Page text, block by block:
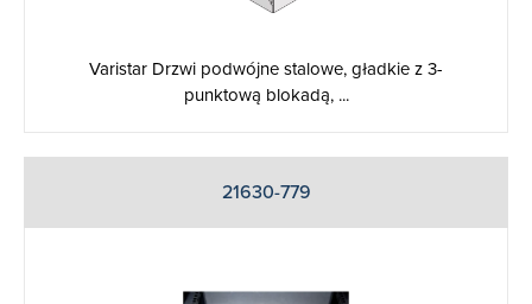
Varistar Drzwi podwójne stalowe, gładkie z 3-
punktową blokadą, ...
21630-779